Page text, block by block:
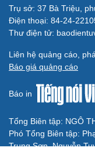
Lịch thi đấu và
Bảng xếp hạng
đội vào bán kết
Lịch bán kết
Thái Lan đối đầu
BÓNG ĐÁ
MU trước mùa